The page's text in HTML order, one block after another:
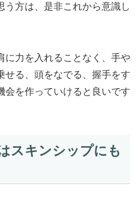
う方は、是非これから意識し
に力を入れることなく、手や
せる、頭をなでる、握手をす
会を作っていけると良いです
スキンシップにも